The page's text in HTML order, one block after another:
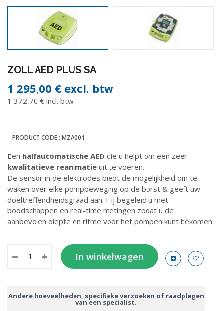
ZOLL AED PLUS SA
1 295,00 € excl. btw
1 372,70 € incl. btw
PRODUCT CODE : MZA001
Een halfautomatische AED die u helpt om een zeer
kwalitatieve reanimatie uit te voeren.
De sensor in de elektrodes biedt de mogelijkheid om te
waken over elke pompbeweging op de borst & geeft uw
doeltreffendheidsgraad aan. Hij begeleid u met
boodschappen en real-time metingen zodat u de
aanbevolen diepte en ritme voor het pompen kunt bekomen.
In winkelwagen
Andere hoeveelheden, specifieke verzoeken of raadplegen
van een specialist.